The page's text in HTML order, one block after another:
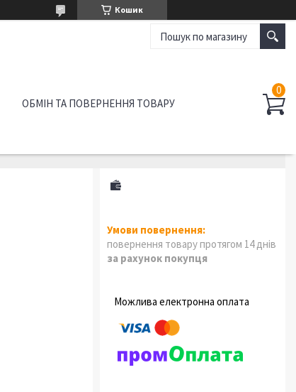
Кошик
ОБМІН ТА ПОВЕРНЕННЯ ТОВАРУ
повернення товару протягом 14 днів
за рахунок покупця